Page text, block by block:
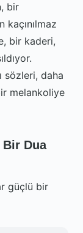
bir
bir kaderi,
sözleri, daha
melankoliye
Bir Dua
güçlü bir